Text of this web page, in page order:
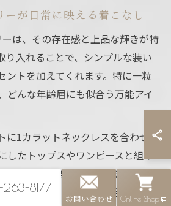
ーが日常に映える着こなし
は、その存在感と上品な輝きが特
り入れることで、シンプルな装い
ントを加えてくれます。特に一粒
どんな年齢層にも似合う万能アイ
に1カラットネックレスを合わせる
たトップスやワンピースと組み
クレスの輝きが引き立ちます。例
シャツ、ニットなどと合わせる
8177
お問い合わせ Online Shop